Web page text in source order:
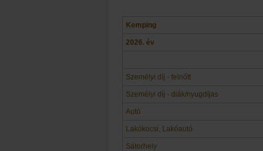
Kemping
2026. év
Személyi díj - felnőtt
Személyi díj - diák/nyugdíjas
Autó
Lakókocsi, Lakóautó
Sátorhely